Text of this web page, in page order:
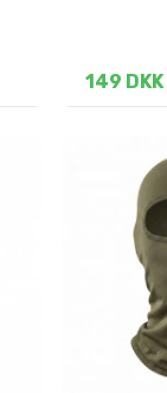
149 DKK